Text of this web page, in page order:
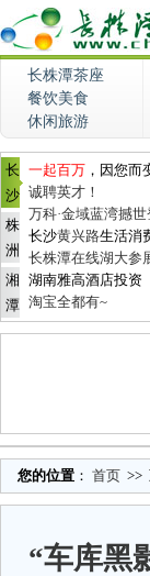
长株潭茶座
餐饮美食
休闲旅游
长
沙
株
洲
湘
潭
一起百万 ，因您而
诚聘英才！
万科·金域蓝湾撼世
长沙黄兴路生活消
长株潭在线湖大参
湖南雅高酒店投资
淘宝全都有~
您的位置 ： 首页 >>
“车库黑